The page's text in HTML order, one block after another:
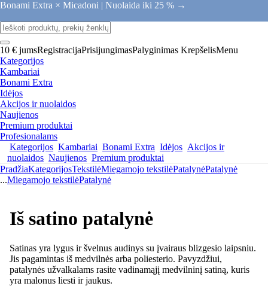
Bonami Extra × Micadoni | Nuolaida iki 25 % →
10 € jumsRegistracijaPrisijungimasPalyginimas KrepšelisMenu
Kategorijos
Kambariai
Bonami Extra
Idėjos
Akcijos ir nuolaidos
Naujienos
Premium produktai
Profesionalams
Kategorijos Kambariai Bonami Extra Idėjos Akcijos ir
nuolaidos Naujienos Premium produktai
PradžiaKategorijosTekstilėMiegamojo tekstilėPatalynėPatalynė
...Miegamojo tekstilėPatalynė
Iš satino patalynė
Satinas yra lygus ir švelnus audinys su įvairaus blizgesio laipsniu.
Jis pagamintas iš medvilnės arba poliesterio. Pavyzdžiui,
patalynės užvalkalams rasite vadinamąjį medvilninį satiną, kuris
yra malonus liesti ir jaukus.